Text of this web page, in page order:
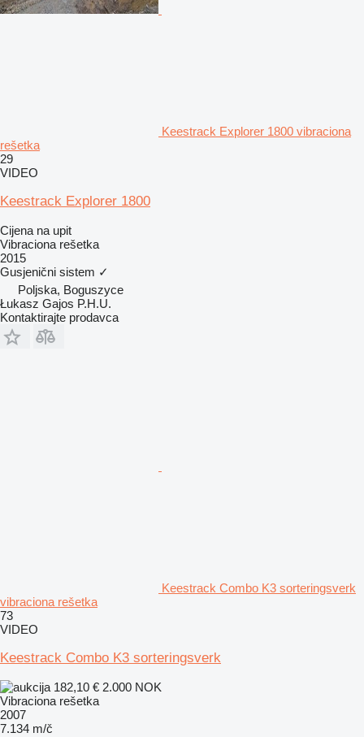
Keestrack Explorer 1800 vibraciona
rešetka
29
VIDEO
Keestrack Explorer 1800
Cijena na upit
Vibraciona rešetka
2015
Gusjenični sistem ✓
Poljska, Boguszyce
Łukasz Gajos P.H.U.
Kontaktirajte prodavca
Keestrack Combo K3 sorteringsverk
vibraciona rešetka
73
VIDEO
Keestrack Combo K3 sorteringsverk
182,10 € 2.000 NOK
Vibraciona rešetka
2007
7.134 m/č